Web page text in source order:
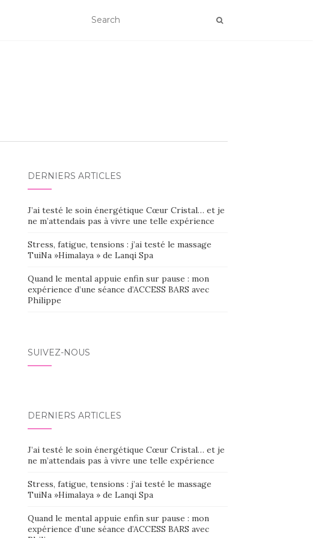
DERNIERS ARTICLES
J’ai testé le soin énergétique Cœur Cristal… et je
ne m’attendais pas à vivre une telle expérience
Stress, fatigue, tensions : j’ai testé le massage
TuiNa »Himalaya » de Lanqi Spa
Quand le mental appuie enfin sur pause : mon
expérience d’une séance d’ACCESS BARS avec
Philippe
SUIVEZ-NOUS
DERNIERS ARTICLES
J’ai testé le soin énergétique Cœur Cristal… et je
ne m’attendais pas à vivre une telle expérience
Stress, fatigue, tensions : j’ai testé le massage
TuiNa »Himalaya » de Lanqi Spa
Quand le mental appuie enfin sur pause : mon
expérience d’une séance d’ACCESS BARS avec